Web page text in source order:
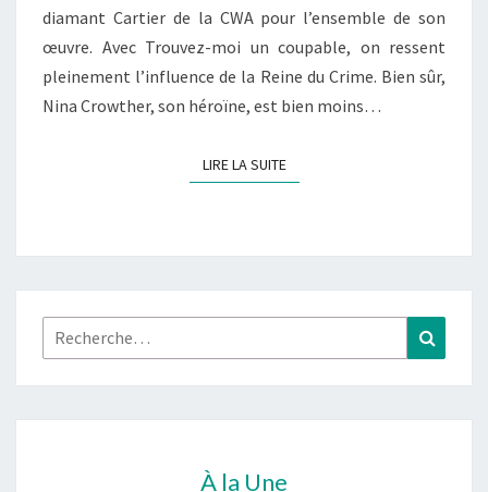
diamant Cartier de la CWA pour l’ensemble de son
œuvre. Avec Trouvez-moi un coupable, on ressent
pleinement l’influence de la Reine du Crime. Bien sûr,
Nina Crowther, son héroïne, est bien moins…
LIRE LA SUITELIRE LA SUITE
Rechercher :
À la Une